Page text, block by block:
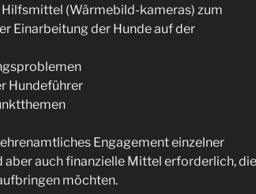
(Wärmebild-kameras) zum
Einarbeitung der Hunde auf der
Hundeführer
Engagement einzelner
aber auch finanzielle Mittel erforderlich, die
möchten.